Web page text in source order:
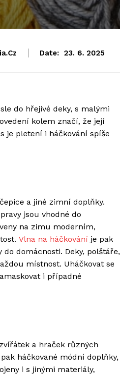
Date: 23. 6. 2025
do hřejivé deky, s malými
kolem značí, že její
je pletení i háčkování spíše
a jiné zimní doplňky.
jsou vhodné do
na zimu moderním,
Vlna na háčkování je pak
domácnosti. Deky, polštáře,
místnost. Uháčkovat se
i případné
a hraček různých
háčkované módní doplňky,
i s jinými materiály,